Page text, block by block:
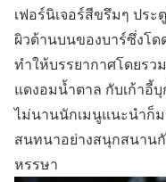
เฟอร์นิเจอร์สีขรึมๆ ปร
ผิวด้านบนของบาร์ซึ่งโด
ทำให้บรรยากาศโดยร
แดงอมน้ำตาล กับเก้าอี้
ไม่นานนักเมนูแนะนำก็
สนทนาอย่างสนุกสนาน
หรรษา